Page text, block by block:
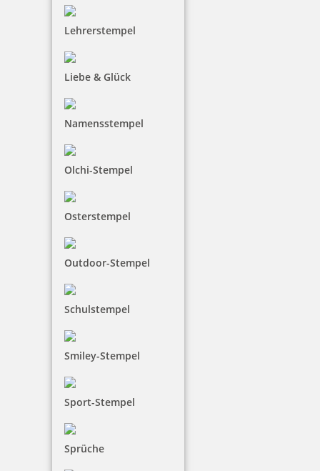
Lehrerstempel
Liebe & Glück
Namensstempel
Olchi-Stempel
Osterstempel
Outdoor-Stempel
Schulstempel
Smiley-Stempel
Sport-Stempel
Sprüche
Colop Expert Line 3960 Datumstempel 106x55 mm
Jetzt gestalten
Colop Expert Line 3960/2 zweifarbiger Datumstempel 106x55
179,54 €
Jetzt gestalten
Die Colop Expert-Datumstempel sind sehr robust